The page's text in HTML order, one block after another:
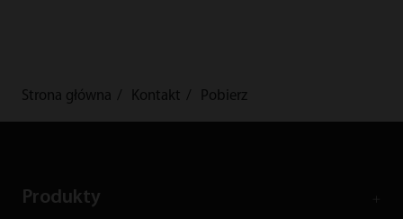
Strona główna Kontakt Pobierz
Produkty